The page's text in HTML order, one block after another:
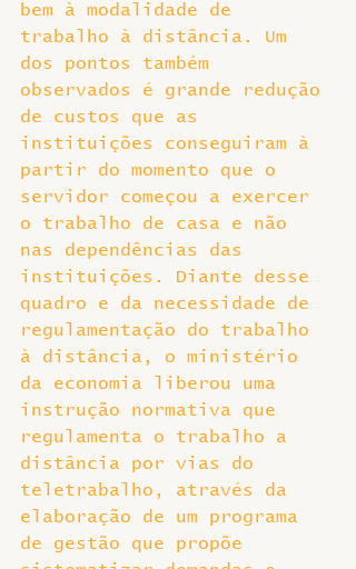
bem à modalidade de
trabalho à distância. Um
dos pontos também
observados é grande redução
de custos que as
instituições conseguiram à
partir do momento que o
servidor começou a exercer
o trabalho de casa e não
nas dependências das
instituições. Diante desse
quadro e da necessidade de
regulamentação do trabalho
à distância, o ministério
da economia liberou uma
instrução normativa que
regulamenta o trabalho a
distância por vias do
teletrabalho, através da
elaboração de um programa
de gestão que propõe